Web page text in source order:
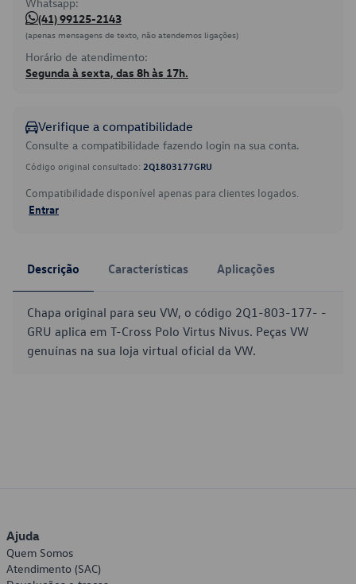
(41) 99125-2143
(apenas mensagens de texto, não atendemos ligações)
Horário de atendimento:
Segunda à sexta, das 8h às 17h.
Verifique a compatibilidade
Consulte a compatibilidade fazendo login na sua conta.
Código original consultado: 2Q1803177GRU
Compatibilidade disponível apenas para clientes logados.
Entrar
Descrição Características Aplicações
Chapa original para seu VW, o código 2Q1-803-177- -
GRU aplica em T-Cross Polo Virtus Nivus. Peças VW
genuínas na sua loja virtual oficial da VW.
Ajuda
Quem Somos
Atendimento (SAC)